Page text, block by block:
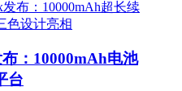
：10000mAh电池
台